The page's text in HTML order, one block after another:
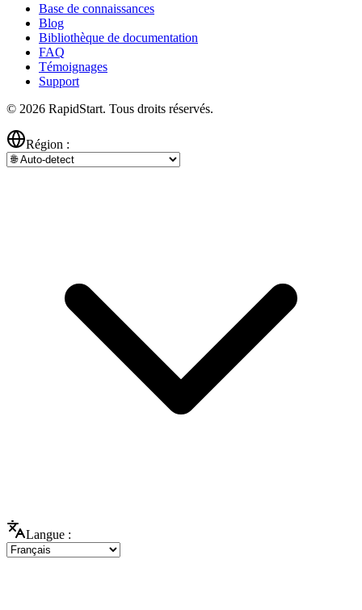
Base de connaissances
Blog
Bibliothèque de documentation
FAQ
Témoignages
Support
© 2026 RapidStart. Tous droits réservés.
Région :
Langue :